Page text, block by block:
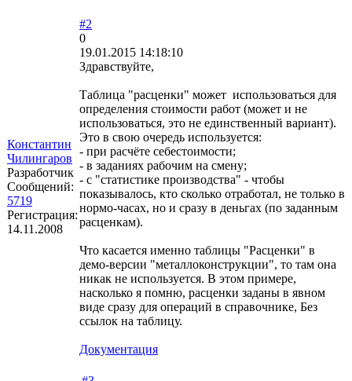
Константин
Чилингаров
Разработчик
Сообщений:
5719
Регистрация:
14.11.2008
#2
0
19.01.2015 14:18:10
Здравствуйте,
Таблица "расценки" может использоваться для
определения стоимости работ (может и не
использоваться, это не единственный вариант).
Это в свою очередь используется:
- при расчёте себестоимости;
- в заданиях рабочим на смену;
- с "статистике производства" - чтобы
показывалось, кто сколько отработал, не только в
нормо-часах, но и сразу в деньгах (по заданным
расценкам).
Что касается именно таблицы "Расценки" в
демо-версии "металлоконструкции", то там она
никак не используется. В этом примере,
насколько я помню, расценки заданы в явном
виде сразу для операций в справочнике, Без
ссылок на таблицу.
Документация